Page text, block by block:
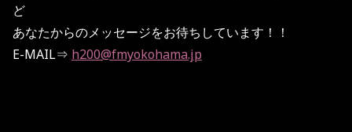
ど
あなたからのメッセージをお待ちしています！！
E-MAIL⇒ h200@fmyokohama.jp